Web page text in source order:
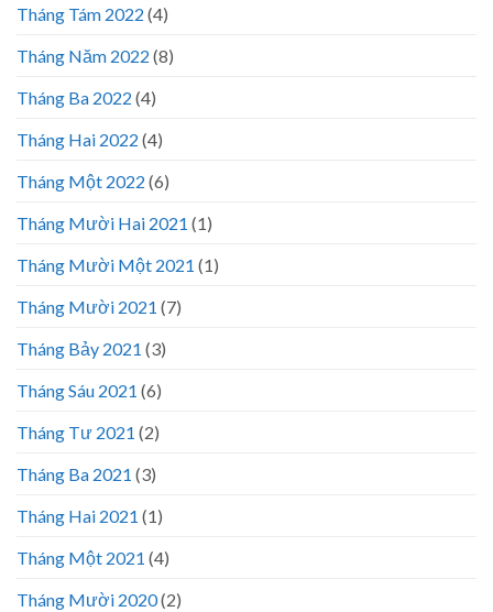
Tháng Tám 2022 (4)
Tháng Năm 2022 (8)
Tháng Ba 2022 (4)
Tháng Hai 2022 (4)
Tháng Một 2022 (6)
Tháng Mười Hai 2021 (1)
Tháng Mười Một 2021 (1)
Tháng Mười 2021 (7)
Tháng Bảy 2021 (3)
Tháng Sáu 2021 (6)
Tháng Tư 2021 (2)
Tháng Ba 2021 (3)
Tháng Hai 2021 (1)
Tháng Một 2021 (4)
Tháng Mười 2020(2)